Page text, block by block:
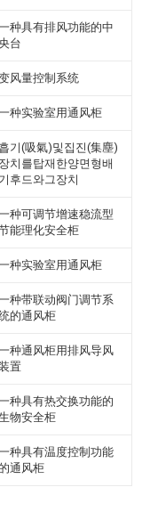
种具有排风功能的中
台
风量控制系统
种实验室用通风柜
흡기(吸氣)및집진(集塵)
장치를탑재한양면형배
기후드와그장치
种可调节增速稳流型
能理化安全柜
种实验室用通风柜
种带联动阀门调节系
的通风柜
种通风柜用排风导风
置
种具有热交换功能的
物安全柜
种具有温度控制功能
的通风柜